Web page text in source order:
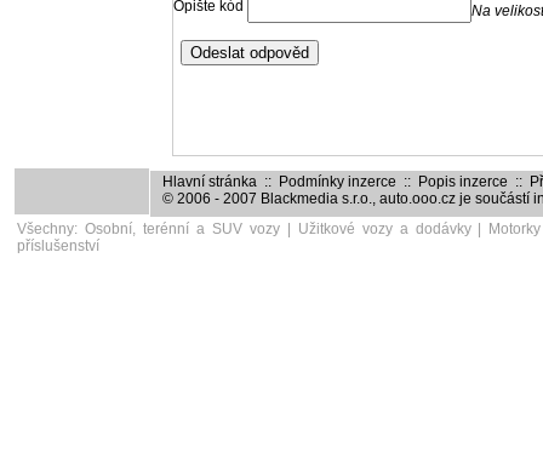
Hlavní stránka :: Podmínky inzerce :: Popis inzerce ::
© 2006 - 2007 Blackmedia s.r.o., auto.ooo.cz je součástí
Všechny: Osobní, terénní a SUV vozy| Užitkové vozy a dodávky|
příslušenství